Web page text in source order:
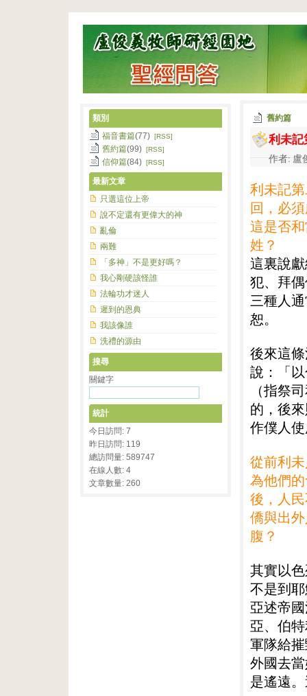
舊約篇
利未
作者: 盧
利未記
回，必
這是否
姓？
這裏說
犯、拜
三種人
恕。
後來這
說：「
（指祭
的，後
作僕人
從前利
為他們
後，人
僑與出
腹？
其實以
不是到
亞述帝
亞、伯
軍隊給
外國去
是遙遠
類別
福音書篇(77) [RSS]
舊約篇(99) [RSS]
信仰篇(84) [RSS]
最新文章
只選這位上帝
說不定還有更偉大的神
亂倫
兩難
「多神」不是更好嗎？
我心剛硬該怪誰
法輪功才迷人
遲到的恩典
我該像誰
洗禮的源由
搜尋
關鍵字
統計
今日訪問: 7
昨日訪問: 119
總訪問量: 589747
在線人數: 4
文章數量: 260